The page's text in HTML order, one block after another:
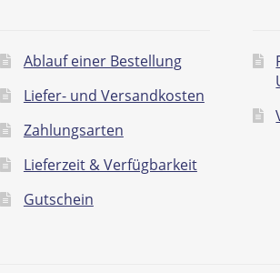
Ablauf einer Bestellung
Liefer- und Versandkosten
Zahlungsarten
Lieferzeit & Verfügbarkeit
Gutschein